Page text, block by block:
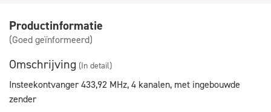
Productinformatie
(Goed geïnformeerd)
Omschrijving (In detail)
Insteekontvanger 433,92 MHz, 4 kanalen, met ingebouwde
zender